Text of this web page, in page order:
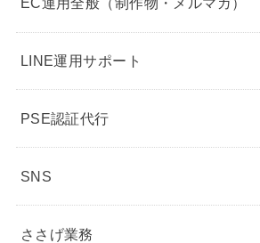
LINE運用サポート
PSE認証代行
SNS
ささげ業務